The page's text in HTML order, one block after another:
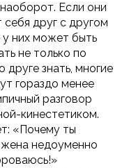
Если они
друг с другом
у них может быть
не только по
друге знать, многие
гораздо менее
разговор
кинестетиком.
«Почему ты
недоуменно